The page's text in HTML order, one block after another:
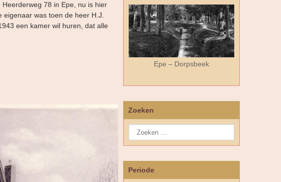
78 in Epe, nu is hier
was toen de heer H.J.
een kamer wil huren, dat alle
Epe – Dorpsbeek
Zoeken
Periode